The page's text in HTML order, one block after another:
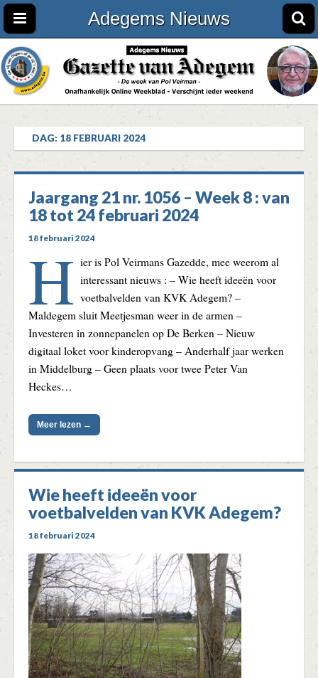
Adegems Nieuws
DAG: 18 FEBRUARI 2024
Jaargang 21 nr. 1056 – Week 8 : van
18 tot 24 februari 2024
18 februari 2024
H ier is Pol Veirmans Gazedde, mee weerom al
interessant nieuws : – Wie heeft ideeën voor
voetbalvelden van KVK Adegem? –
Maldegem sluit Meetjesman weer in de armen –
Investeren in zonnepanelen op De Berken – Nieuw
digitaal loket voor kinderopvang – Anderhalf jaar werken
in Middelburg – Geen plaats voor twee Peter Van
Heckes…
Meer lezen →
Wie heeft ideeën voor
voetbalvelden van KVK Adegem?
18 februari 2024